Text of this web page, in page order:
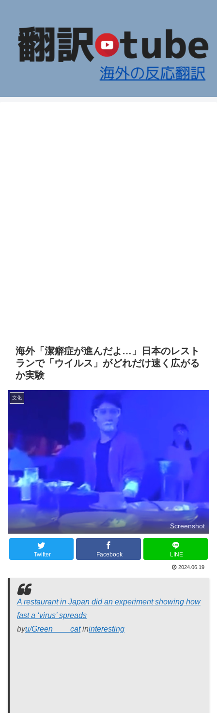
海外「潔癖症が進んだよ…」日本のレスト
ランで「ウイルス」がどれだけ速く広がる
か実験
文化
Screenshot
Twitter Facebook LINE
2024.06.19
A restaurant in Japan did an experiment showing how
fast a ‘virus’ spreads
byu/Green____catininteresting